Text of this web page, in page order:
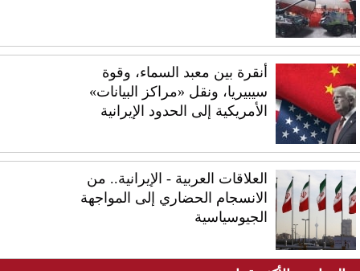
أنقرة بين معبد السماء، وقوة
سيبيريا، ونقل «مراكز البيانات»
الأمريكية إلى الحدود الإيرانية
العلاقات العربية - الإيرانية.. من
الانسجام الحضاري إلى المواجهة
الجيوسياسية